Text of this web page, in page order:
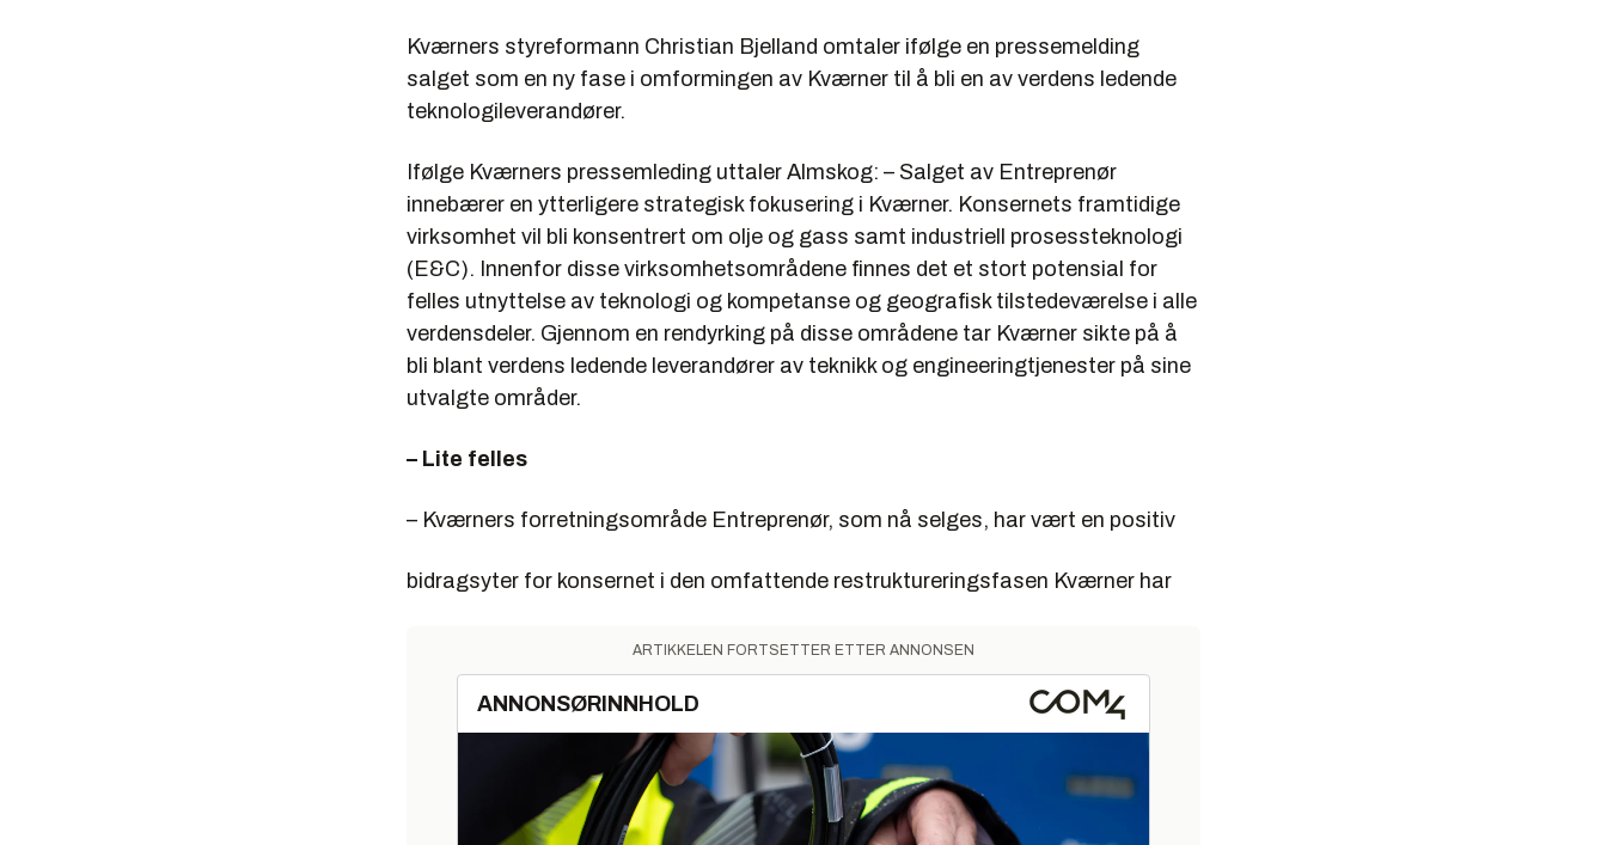
Kværners styreformann Christian Bjelland omtaler ifølge en pressemelding
salget som en ny fase i omformingen av Kværner til å bli en av verdens ledende
teknologileverandører.
Ifølge Kværners pressemleding uttaler Almskog: – Salget av Entreprenør
innebærer en ytterligere strategisk fokusering i Kværner. Konsernets framtidige
virksomhet vil bli konsentrert om olje og gass samt industriell prosessteknologi
(E&C). Innenfor disse virksomhetsområdene finnes det et stort potensial for
felles utnyttelse av teknologi og kompetanse og geografisk tilstedeværelse i alle
verdensdeler. Gjennom en rendyrking på disse områdene tar Kværner sikte på å
bli blant verdens ledende leverandører av teknikk og engineeringtjenester på sine
utvalgte områder.
– Lite felles
– Kværners forretningsområde Entreprenør, som nå selges, har vært en positiv
bidragsyter for konsernet i den omfattende restruktureringsfasen Kværner har
ARTIKKELEN FORTSETTER ETTER ANNONSEN
ANNONSØRINNHOLD